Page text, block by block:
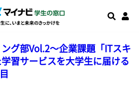
グ部Vol.2～企業課題「ITスキ
習サービスを大学生に届ける